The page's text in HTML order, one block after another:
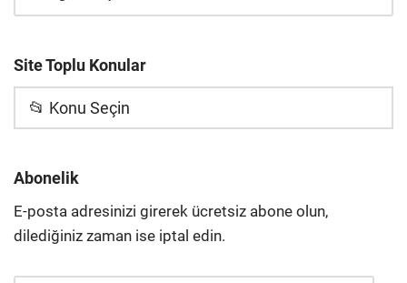
Site Toplu Konular
📂 Konu Seçin
Abonelik
E-posta adresinizi girerek ücretsiz abone olun,
dilediğiniz zaman ise iptal edin.